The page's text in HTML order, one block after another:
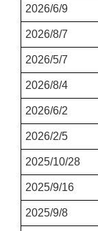
2026/6/9
2026/8/7
2026/5/7
2026/8/4
2026/6/2
2026/2/5
2025/10/28
2025/9/16
2025/9/8